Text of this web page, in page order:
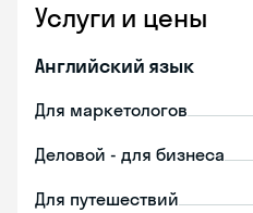
Услуги и цены
Английский язык
Для маркетологов
Деловой - для бизнеса
Для путешествий